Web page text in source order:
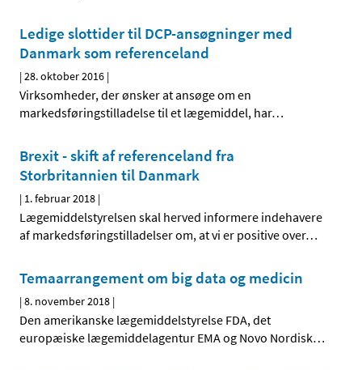
Ledige slottider til DCP-ansøgninger med
Danmark som referenceland
|28. oktober 2016 |
Virksomheder, der ønsker at ansøge om en
markedsføringstilladelse til et lægemiddel, har…
Brexit - skift af referenceland fra
Storbritannien til Danmark
| 1. februar 2018 |
Lægemiddelstyrelsen skal herved informere indehavere
af markedsføringstilladelser om, at vi er positive over…
Temaarrangement om big data og medicin
|8. november 2018 |
Den amerikanske lægemiddelstyrelse FDA, det
europæiske lægemiddelagentur EMA og Novo Nordisk…